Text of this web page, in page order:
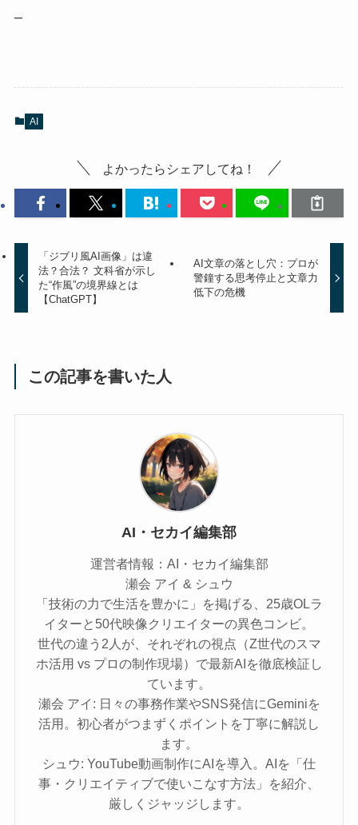
–
AI
よかったらシェアしてね！
「ジブリ風AI画像」は違
法？合法？ 文科省が示し
た“作風”の境界線とは
【ChatGPT】
AI文章の落とし穴：プロが
警鐘する思考停止と文章力
低下の危機
この記事を書いた人
AI・セカイ編集部
運営者情報：AI・セカイ編集部
瀬会 アイ & シュウ
「技術の力で生活を豊かに」を掲げる、25歳OLラ
イターと50代映像クリエイターの異色コンビ。
世代の違う2人が、それぞれの視点（Z世代のスマ
ホ活用 vs プロの制作現場）で最新AIを徹底検証し
ています。
瀬会 アイ: 日々の事務作業やSNS発信にGeminiを
活用。初心者がつまずくポイントを丁寧に解説し
ます。
シュウ: YouTube動画制作にAIを導入。AIを「仕
事・クリエイティブで使いこなす方法」を紹介、
厳しくジャッジします。